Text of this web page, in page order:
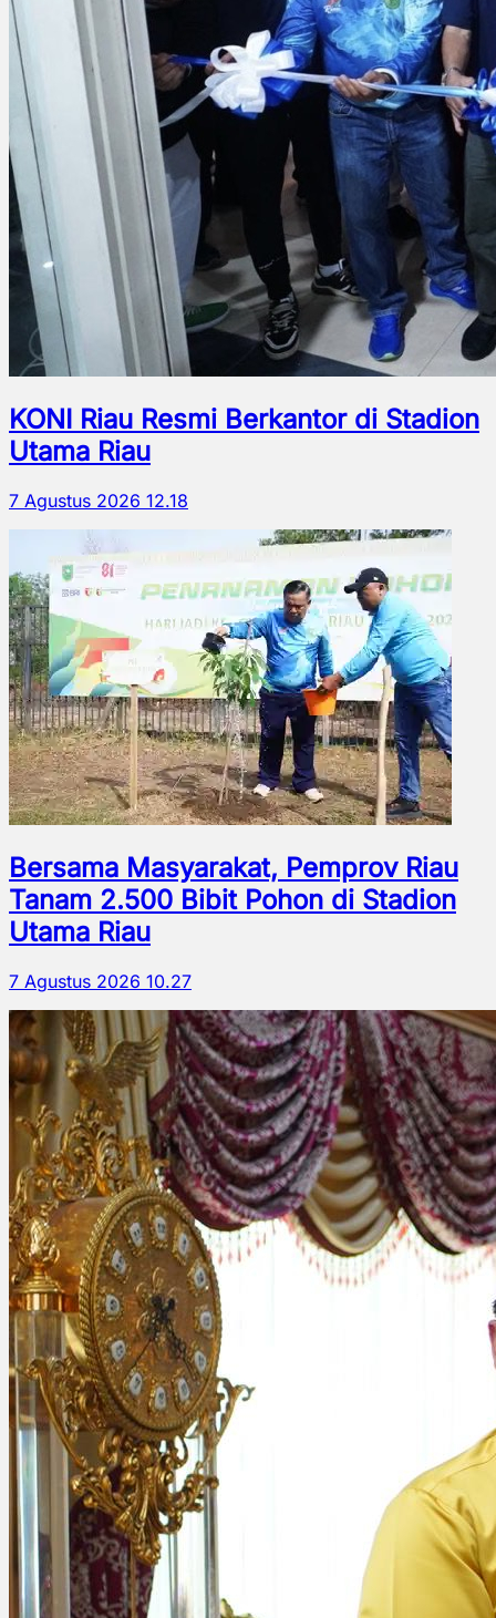
KONI Riau Resmi Berkantor di Stadion
Utama Riau
7 Agustus 2026 12.18
Bersama Masyarakat, Pemprov Riau
Tanam 2.500 Bibit Pohon di Stadion
Utama Riau
7 Agustus 2026 10.27